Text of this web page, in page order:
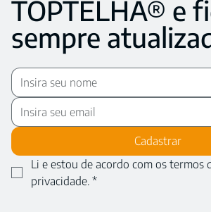
TOPTELHA® e
sempre
Cadastrar
Li e estou de acordo com os termos
privacidade. *